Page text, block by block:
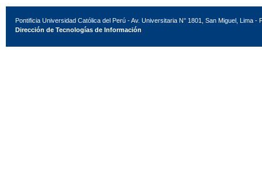
Pontificia Universidad Católica del Perú - Av. Universitaria N° 1801, San Miguel, Lima -
Dirección de Tecnologías de Información